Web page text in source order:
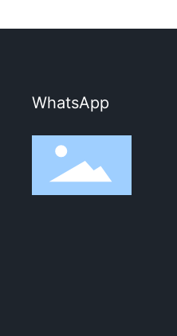
WhatsApp